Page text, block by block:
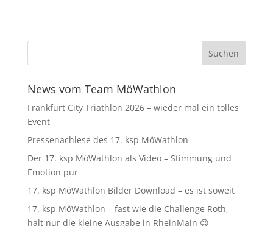
News vom Team MöWathlon
Frankfurt City Triathlon 2026 – wieder mal ein tolles
Event
Pressenachlese des 17. ksp MöWathlon
Der 17. ksp MöWathlon als Video – Stimmung und
Emotion pur
17. ksp MöWathlon Bilder Download – es ist soweit
17. ksp MöWathlon – fast wie die Challenge Roth,
halt nur die kleine Ausgabe in RheinMain 😉